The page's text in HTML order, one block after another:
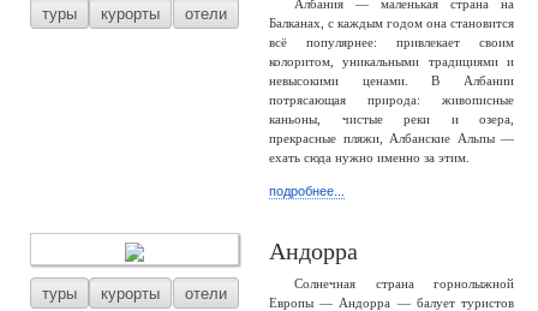
туры курорты отели
Албания — маленькая страна на
Балканах, с каждым годом она становится
всё популярнее: привлекает своим
колоритом, уникальными традициями и
невысокими ценами. В Албании
потрясающая природа: живописные
каньоны, чистые реки и озера,
прекрасные пляжи, Албанские Альпы —
ехать сюда нужно именно за этим.
подробнее...
туры курорты отели
Андорра
Солнечная страна горнолыжной
Европы — Андорра — балует туристов